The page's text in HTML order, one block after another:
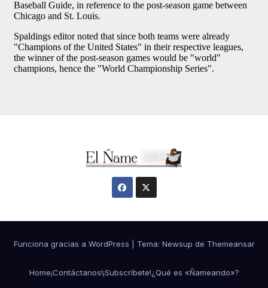
Funciona gracias a WordPress Tema: Newsup de Themeansar
Home¡Contáctanos!¡Subscríbete!¿Qué es «Ñameando»?